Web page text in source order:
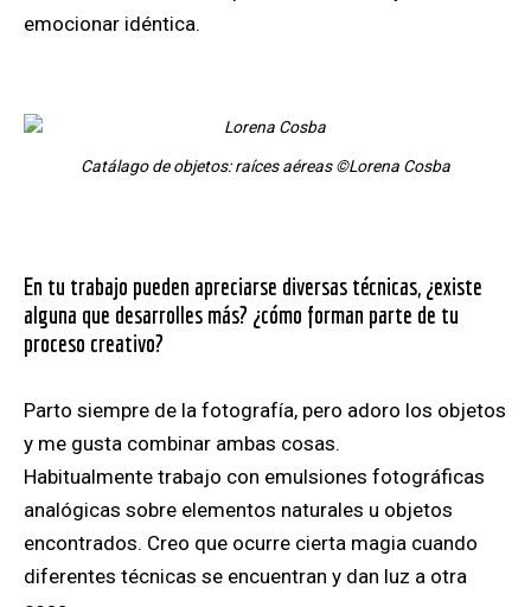
emocionar idéntica.
Catálago de objetos: raíces aéreas ©Lorena Cosba
En tu trabajo pueden apreciarse diversas técnicas, ¿existe
alguna que desarrolles más? ¿cómo forman parte de tu
proceso creativo?
Parto siempre de la fotografía, pero adoro los objetos
y me gusta combinar ambas cosas.
Habitualmente trabajo con emulsiones fotográficas
analógicas sobre elementos naturales u objetos
encontrados. Creo que ocurre cierta magia cuando
diferentes técnicas se encuentran y dan luz a otra